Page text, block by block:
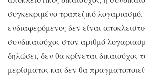
συγκεκριμένο τραπεζικό
ενδιαφερόμενος δεν είναι
συνδικαιούχος στον αριθμό
δηλώσει, δεν θα κρίνεται δικαιούχος
μερίσματος και δεν θα